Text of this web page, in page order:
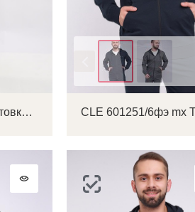
CLE 632108зэ Толстовка мужская